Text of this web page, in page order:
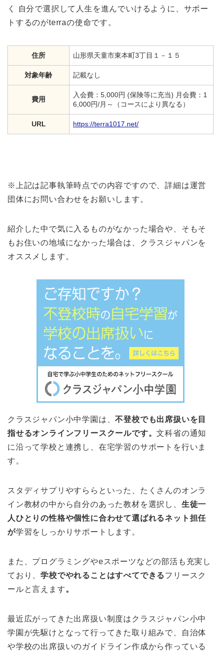
く 自分で選択して人生を進んでいけるように、サポー
トするのがterraの使命です。
住所 山形県天童市東本町3丁目１－１５
対象年齢 記載なし
費用
入会費：5,000円 (保険等に充当) 月会費：1
6,000円/月～（コースにより異なる）
URL https://terra1017.net/
※上記は記事執筆時点での内容ですので、詳細は運営
団体にお問い合わせをお願いします。
紹介した中で気に入るものがなかった場合や、そもそ
もお住いの地域になかった場合は、クラスジャパンを
オススメします。
クラスジャパン小中学園は、不登校でも出席扱いを目
指せるオンラインフリースクールです。文科省の通知
に沿って学校と連携し、在宅学習のサポートを行いま
す。
スタディサプリやすららといった、たくさんのオンラ
イン教材の中から自分のあった教材を選択し、 生徒一
人ひとりの性格や個性に合わせて選ばれるネット担任
が学習をしっかりサポートします。
また、プログラミングやeスポーツなどの部活も充実し
ており、学校でやれることはすべてできるフリースク
ールと言えます。
最近広がってきた出席扱い制度はクラスジャパン小中
学園が先駆けとなって行ってきた取り組みで、自治体
や学校の出席扱いのガイドライン作成から作っている